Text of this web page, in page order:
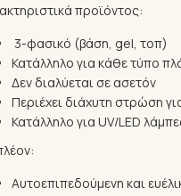
προϊόντος:
3-φασικό (βάση, gel, τοπ)
Κατάλληλο για κάθε τύπο
Δεν διαλύεται σε ασετόν
Περιέχει διάχυτη στρώση
Κατάλληλο για UV/LED
Αυτοεπιπεδούμενη και